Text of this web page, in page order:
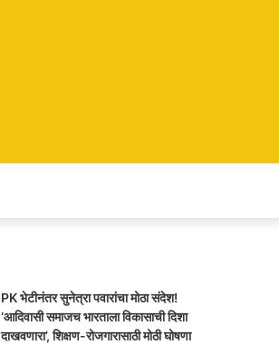
PK भेटीनंतर सुनेत्रा पवारांचा मोठा संदेश!
‘आदिवासी समाजच भारताला विकासाची दिशा
दाखवणारा’, शिक्षण-रोजगारासाठी मोठी घोषणा